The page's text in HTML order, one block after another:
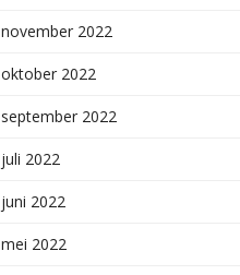
november 2022
oktober 2022
september 2022
juli 2022
juni 2022
mei 2022